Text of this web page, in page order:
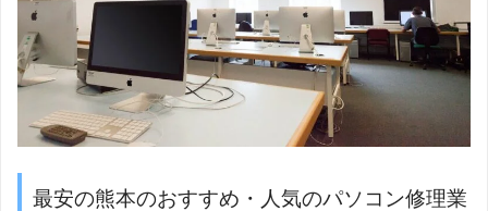
最安の熊本のおすすめ・人気のパソコン修理業